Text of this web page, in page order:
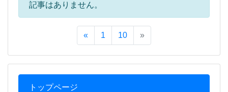
トップページ
記事はありません。
« 1 10 »